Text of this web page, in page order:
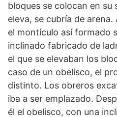
bloques se colocan en su
eleva, se cubría de
el montículo así for­mado
inclinado fabricado de
el que se elevaban los
caso de un obelisco, el
distinto. Los obreros
iba a ser emplazado.
él el obelisco, con una